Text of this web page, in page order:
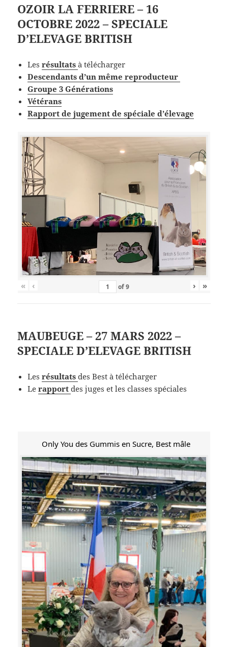
OZOIR LA FERRIERE – 16
OCTOBRE 2022 – SPECIALE
D’ELEVAGE BRITISH
Lesrésultats à télécharger
Descendants d’un même reproducteur
Groupe 3 Générations
Vétérans
Rapport de jugement de spéciale d’élevage
« ‹ of9 › »
MAUBEUGE – 27 MARS 2022 –
SPECIALE D’ELEVAGE BRITISH
Lesrésultats des Best à télécharger
Lerapportdes juges et les classes spéciales
Only You des Gummis en Sucre, Best mâle